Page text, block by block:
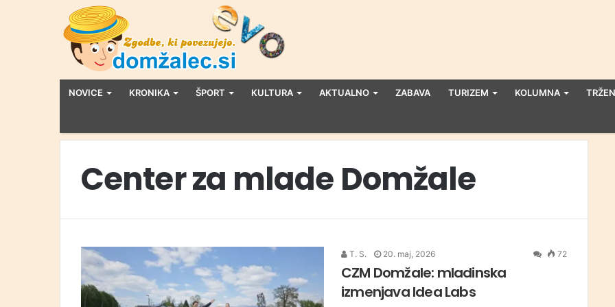
NOVICE KRONIKA ŠPORT KULTURA AKTUALNO ZABAVA TURIZEM KOLUMNA
Center za mlade Domžale
T. S. 20. maj, 2026 72
CZM Domžale: mladinska
izmenjava Idea Labs